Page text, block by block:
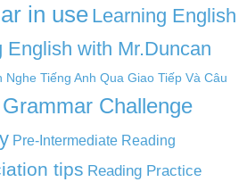
in use Learning English
English with Mr.Duncan
Nghe Tiếng Anh Qua Giao Tiếp Và Câu
Challenge
Pre-Intermediate Reading
tips Reading Practice